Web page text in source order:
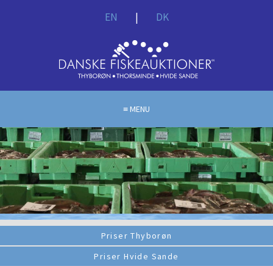
EN | DK
MENU
Priser Thyborøn
Priser Hvide Sande